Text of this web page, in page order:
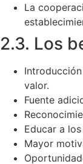
La
2.3. Los
valor.
Fuente
Educar a
Mayor